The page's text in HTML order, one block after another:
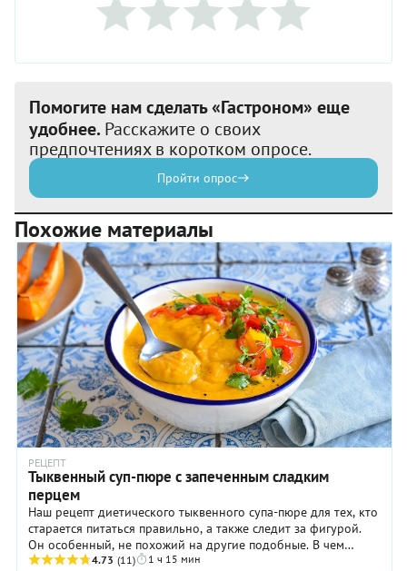
Помогите нам сделать «Гастроном» еще
удобнее. Расскажите о своих
предпочтениях в коротком опросе.
Пройти опрос
Похожие материалы
РЕЦЕПТ
Тыквенный суп-пюре с запеченным сладким
перцем
Наш рецепт диетического тыквенного супа-пюре для тех, кто
старается питаться правильно, а также следит за фигурой.
Он особенный, не похожий на другие подобные. В чем
разница? Да хотя бы в том, что ...
4.73 (11) 1 ч 15 мин